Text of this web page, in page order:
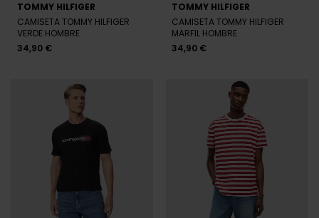
TOMMY HILFIGER
CAMISETA TOMMY HILFIGER
VERDE HOMBRE
34,90 €
TOMMY HILFIGER
CAMISETA TOMMY HILFIGER
MARFIL HOMBRE
34,90 €